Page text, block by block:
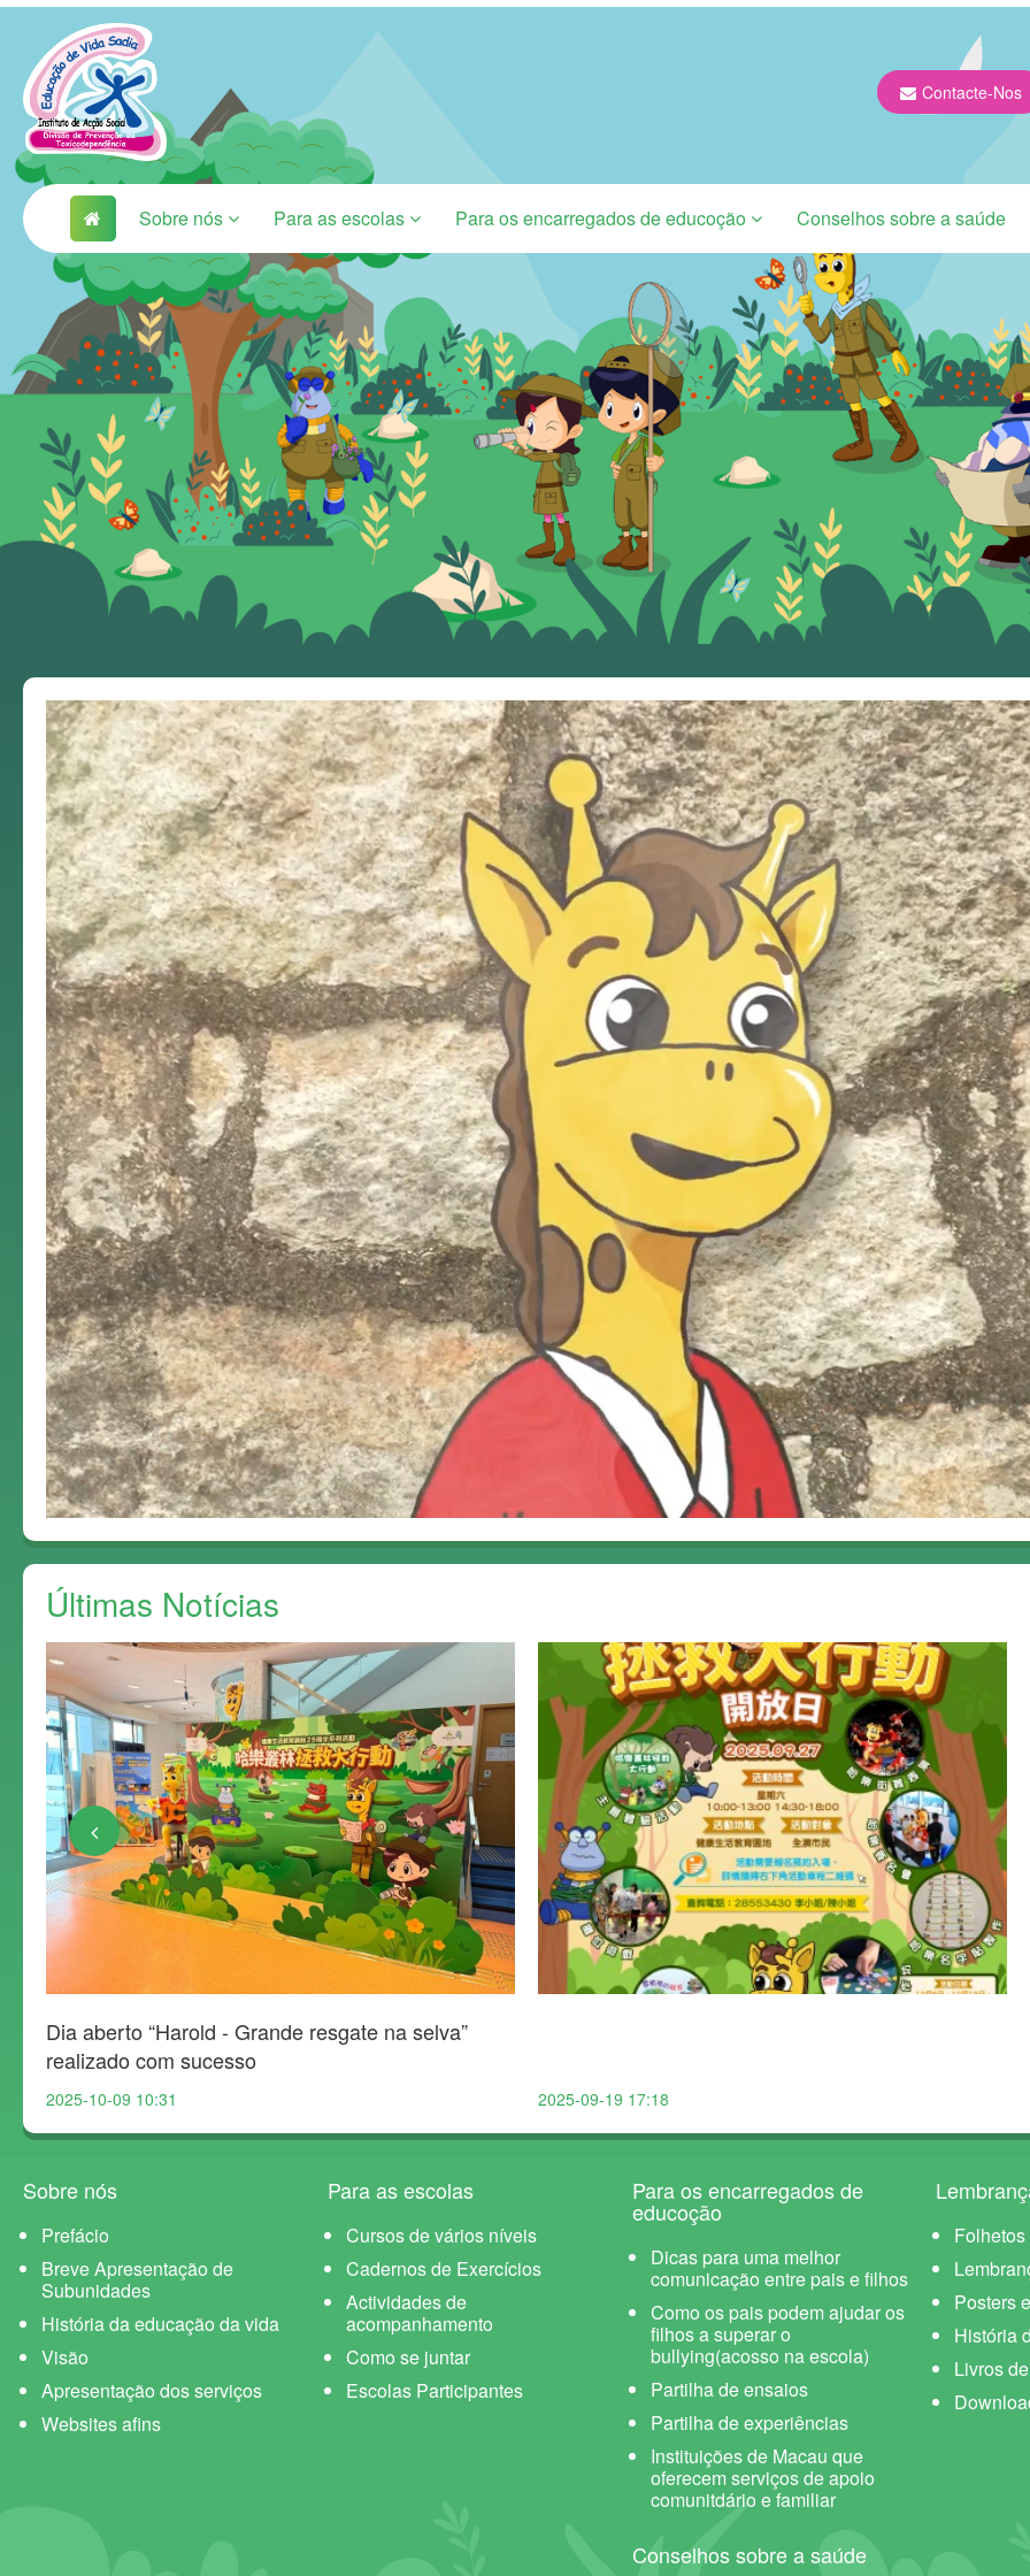
Contacte-Nos
Sobre nós Para as escolas Para os encarregados de educoção Conselhos sobre a saúde
Últimas Notícias
Dia aberto “Harold - Grande resgate na selva”
realizado com sucesso
2025-10-09 10:31 2025-09-19 17:18
Sobre nós
Prefácio
Breve Apresentação de
Subunidades
História da educação da vida
Visão
Apresentação dos serviços
Websites afins
Para as escolas
Cursos de vários níveis
Cadernos de Exercícios
Actividades de
acompanhamento
Como se juntar
Escolas Participantes
Para os encarregados de
educoção
Dicas para uma melhor
comunicação entre pais e filhos
Como os pais podem ajudar os
filhos a superar o
bullying(acosso na escola)
Partilha de ensaios
Partilha de experiências
Instituições de Macau que
oferecem serviços de apoio
comunitdário e familiar
Conselhos sobre a saúde
Folhetos
Posters
História
Livros